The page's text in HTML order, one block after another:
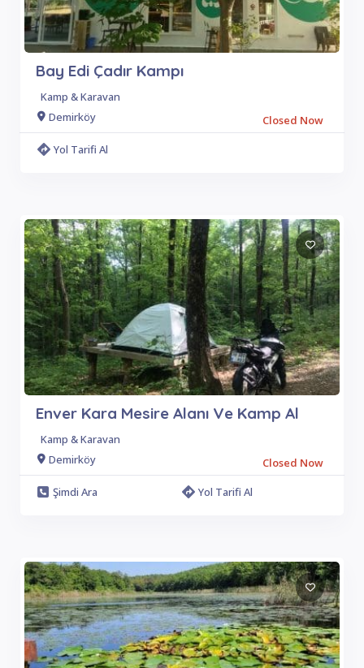
Bay Edi Çadır Kampı
Kamp & Karavan
Demirköy
Closed Now
Yol Tarifi Al
Enver Kara Mesire Alanı Ve Kamp Al
Kamp & Karavan
Demirköy
Closed Now
Şimdi Ara
Yol Tarifi Al